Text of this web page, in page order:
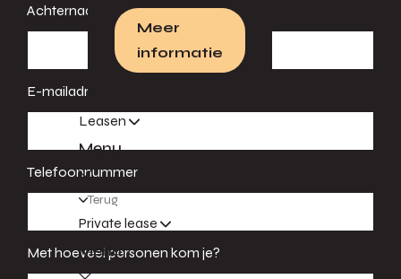
Meer
informatie
Leasen
Menu
Terug
Private lease
Menu
Achternaam
E-mailadres
Telefoonnummer
Met hoeveel personen kom je?